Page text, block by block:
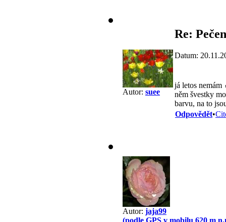
Autor: suee
Re:
Datum:
já letos nemám
něm švestky
barvu, na to
Odpovědět•
Autor: jaja99
(podle GPS v mobilu 620 m